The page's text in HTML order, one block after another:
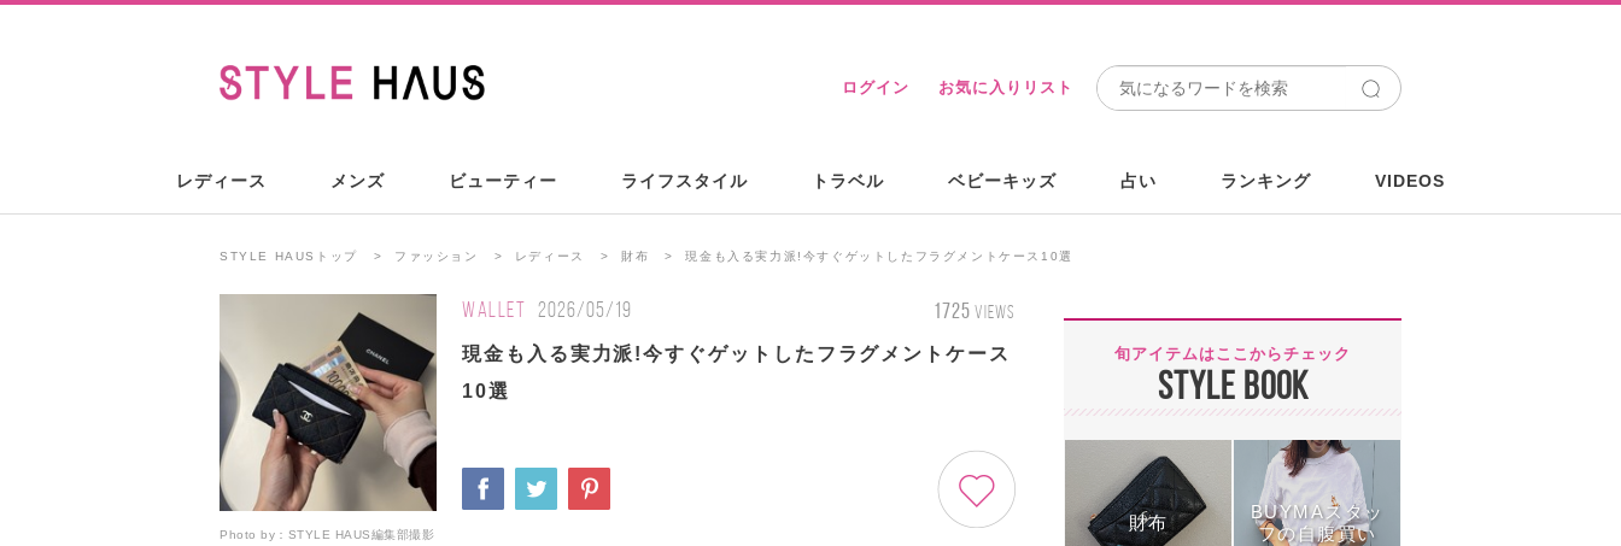
ログイン お気に入りリスト
レディース メンズ ビューティー ライフスタイル トラベル ベビーキッズ 占い ランキング VIDEOS
STYLE HAUSトップ ファッション レディース 財布 現金も入る実力派!今すぐゲットしたフラグメントケース10選
WALLET 2026/05/19 1725 VIEWS
現金も入る実力派!今すぐゲットしたフラグメントケース
10選
Photo by： STYLE HAUS編集部撮影
旬アイテムはここからチェック
STYLE BOOK
財布
BUYMAスタッ
フの自腹買い